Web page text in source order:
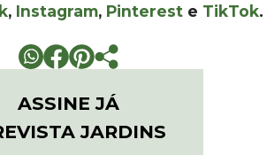
, Instagram, Pinterest e TikTok.
ASSINE JÁ
JARDINS